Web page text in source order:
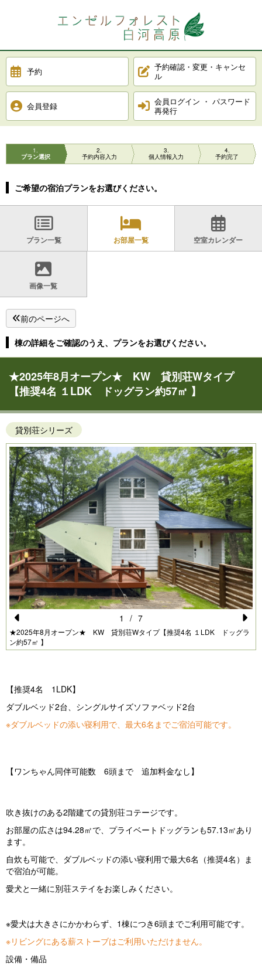
予約
予約確認・変更・キャンセ
ル
会員登録
会員ログイン ・ パスワード
再発行
1
プラン選択
2
予約内容入力
3
個人情報入力
4
予約完了
ご希望の宿泊プランをお選びください。
プラン一覧 お部屋一覧 空室カレンダー
画像一覧
前のページへ
棟の詳細をご確認のうえ、プランをお選びください。
★2025年8月オープン★ KW 貸別荘Wタイプ
【推奨4名 １LDK ドッグラン約57㎡ 】
貸別荘シリーズ
Pr
e
o
u
s
★2025年8月オープン★ KW 貸別荘Wタイプ【推奨4名 １LDK ドッグラ
ン約57㎡ 】
N
e
1 / 7
【推奨4名 1LDK】
ダブルベッド2台、シングルサイズソファベッド2台
※ダブルベッドの添い寝利用で、最大6名までご宿泊可能です。
【ワンちゃん同伴可能数 6頭まで 追加料金なし】
吹き抜けのある2階建ての貸別荘コテージです。
お部屋の広さは94.28㎡で、プライベートドッグランも57.13㎡あり
ます。
自炊も可能で、ダブルベッドの添い寝利用で最大6名（推奨4名）ま
で宿泊が可能。
愛犬と一緒に別荘ステイをお楽しみください。
※愛犬は大きさにかかわらず、1棟につき6頭までご利用可能です。
※リビングにある薪ストーブはご利用いただけません。
設備・備品